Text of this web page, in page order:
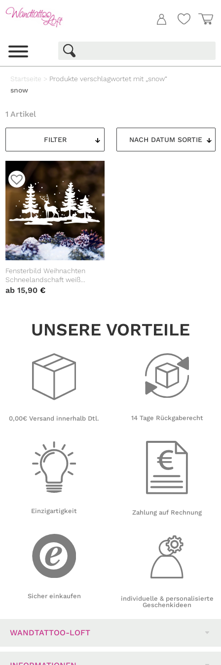
Startseite > Produkte verschlagwortet mit „snow“
snow
FILTER
1 Artikel
Fensterbild Weihnachten
Schneelandschaft weiß
Aufkleber
ab15,90€
UNSERE VORTEILE
0,00€ Versand innerhalb Dtl.
Einzigartigkeit
Sicher einkaufen
14 Tage Rückgaberecht
Zahlung auf Rechnung
individuelle & personalisierte
Geschenkideen
WANDTATTOO-LOFT